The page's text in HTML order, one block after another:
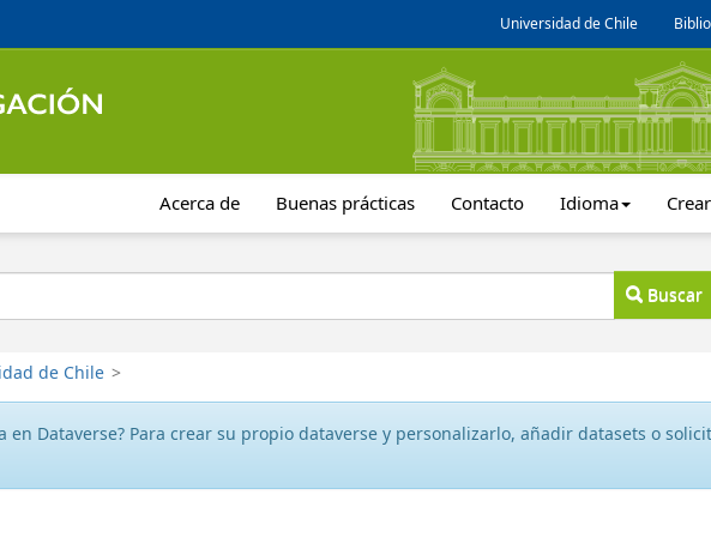
Universidad de Chile
Acerca de Buenas prácticas Contacto Idioma
Buscar
de Chile >
en Dataverse? Para crear su propio dataverse y personalizarlo, añadir datasets o